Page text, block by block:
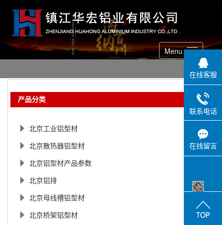
Menu
产品分类
北京工业铝型材
北京散热器铝型材
北京铝型材产品参数
北京铝排
北京母线槽铝型材
北京桥架铝型材
在线客服
联系电话
在线留言
手机网站